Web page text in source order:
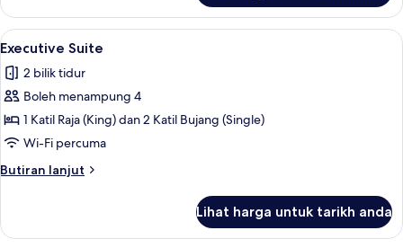
Suite
Lihat
semua
foto
untuk
Executive
Suite
Executive Suite | Bar mini, meja,
1
Executive Suite
2 bilik tidur
Boleh menampung 4
1 Katil Raja (King) dan 2 Katil Bujang (Single)
Wi-Fi percuma
Butiran lanjut
Butiran
Suite
Lihat harga untuk tarikh anda